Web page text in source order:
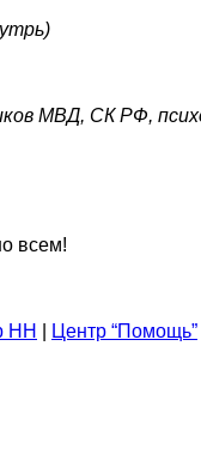
МВД, СК РФ,
всем!
НН Центр “Помощь”